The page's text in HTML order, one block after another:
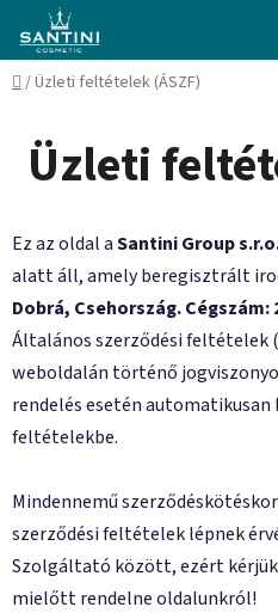
fő
tartalomhoz
Kezdőlap
/Üzleti feltételek (ÁSZF)
Üzleti
Ez az oldal aSantini Group
alatt áll, amely beregisztrált
Dobrá, Csehország. Cégszám:
Általános szerződési feltételek
weboldalán történő
rendelés esetén automatikusan
feltételekbe.
Mindennemű
szerződési feltételek lépnek
Szolgáltató között, ezért
mielőtt rendelne oldalunkról!